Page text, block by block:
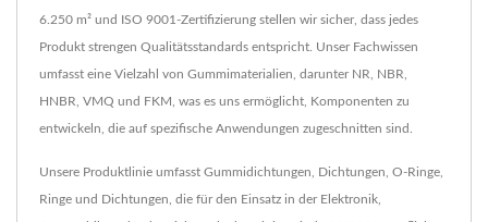
6.250 m² und ISO 9001-Zertifizierung stellen wir sicher, dass jedes
Produkt strengen Qualitätsstandards entspricht. Unser Fachwissen
umfasst eine Vielzahl von Gummimaterialien, darunter NR, NBR,
HNBR, VMQ und FKM, was es uns ermöglicht, Komponenten zu
entwickeln, die auf spezifische Anwendungen zugeschnitten sind.
Unsere Produktlinie umfasst Gummidichtungen, Dichtungen, O-Ringe,
Ringe und Dichtungen, die für den Einsatz in der Elektronik,